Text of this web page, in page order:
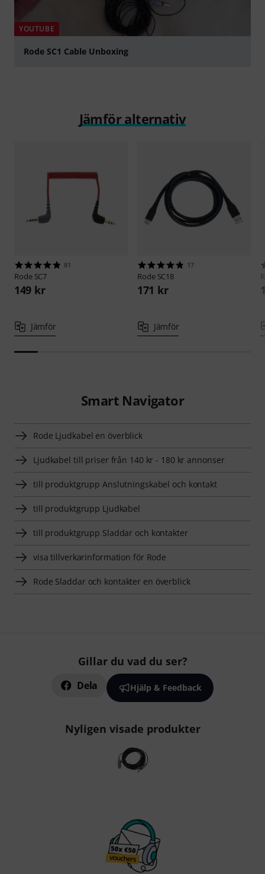
YOUTUBE
Rode SC1 Cable Unboxing
Jämför alternativ
81
Rode SC7
149 kr
Jämför
17
Rode SC18
171 kr
Jämför
Smart Navigator
Rode Ljudkabel en överblick
Ljudkabel till priser från 140 kr - 180 kr annonser
till produktgrupp Anslutningskabel och kontakt
till produktgrupp Ljudkabel
till produktgrupp Sladdar och kontakter
visa tillverkarinformation för Rode
Rode Sladdar och kontakter en överblick
Gillar du vad du ser?
Dela Hjälp & Feedback
Nyligen visade produkter